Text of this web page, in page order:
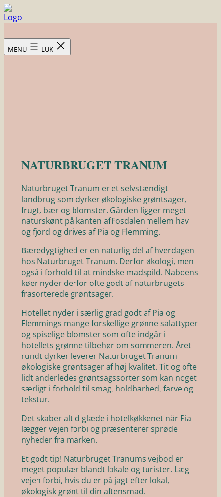
Fortsæt
til
Hotel
MENU LUK
NATURBRUGET TRANUM
Naturbruget Tranum er et selvstændigt
landbrug som dyrker økologiske grøntsager,
frugt, bær og blomster. Gården ligger meget
naturskønt på kanten af Fosdalen mellem hav
og fjord og drives af Pia og Flemming.
Bæredygtighed er en naturlig del af hverdagen
hos Naturbruget Tranum. Derfor økologi, men
også i forhold til at mindske madspild. Naboens
køer nyder derfor ofte godt af naturbrugets
frasorterede grøntsager.
Hotellet nyder i særlig grad godt af Pia og
Flemmings mange forskellige grønne salattyper
og spiselige blomster som ofte indgår i
hotellets grønne tilbehør om sommeren. Året
rundt dyrker leverer Naturbruget Tranum
økologiske grøntsager af høj kvalitet. Tit og ofte
lidt anderledes grøntsagssorter som kan noget
særligt i forhold til smag, holdbarhed, farve og
tekstur.
Det skaber altid glæde i hotelkøkkenet når Pia
lægger vejen forbi og præsenterer sprøde
nyheder fra marken.
Et godt tip! Naturbruget Tranums vejbod er
meget populær blandt lokale og turister. Læg
vejen forbi, hvis du er på jagt efter lokal,
økologisk grønt til din aftensmad.